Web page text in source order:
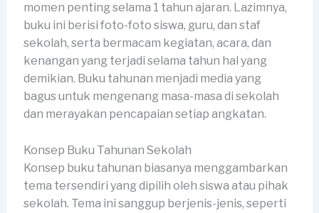
momen penting selama 1 tahun ajaran. Lazimnya,
buku ini berisi foto-foto siswa, guru, dan staf
sekolah, serta bermacam kegiatan, acara, dan
kenangan yang terjadi selama tahun hal yang
demikian. Buku tahunan menjadi media yang
bagus untuk mengenang masa-masa di sekolah
dan merayakan pencapaian setiap angkatan.
Konsep Buku Tahunan Sekolah
Konsep buku tahunan biasanya menggambarkan
tema tersendiri yang dipilih oleh siswa atau pihak
sekolah. Tema ini sanggup berjenis-jenis, seperti